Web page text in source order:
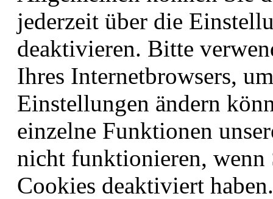
jederzeit über die
deaktivieren. Bitte
Ihres Internetbrowsers,
Einstellungen ändern
einzelne Funktionen
nicht funktionieren, wenn
Cookies deaktiviert haben.